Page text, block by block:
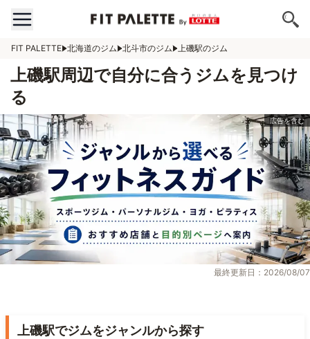
FIT PALETTE 北海道のジム 北斗市のジム 上磯駅のジム
上磯駅周辺で自分に合うジムを見つけ
る
最終更新日：2026/08/07
上磯駅でジムをジャンルから探す